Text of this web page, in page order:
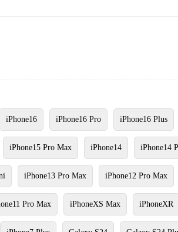
iPhone16 iPhone16 Pro iPhone16 Plus
iPhone15 Pro Max iPhone14 iPhone14
iPhone13 Pro Max iPhone12 Pro Max
Pro Max iPhoneXS Max iPhoneXR